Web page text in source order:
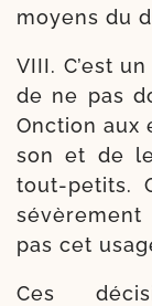
moyens du
VIII. C’est
de ne pas
Onction aux
son et de
tout-​petits.
pas cet
Ces